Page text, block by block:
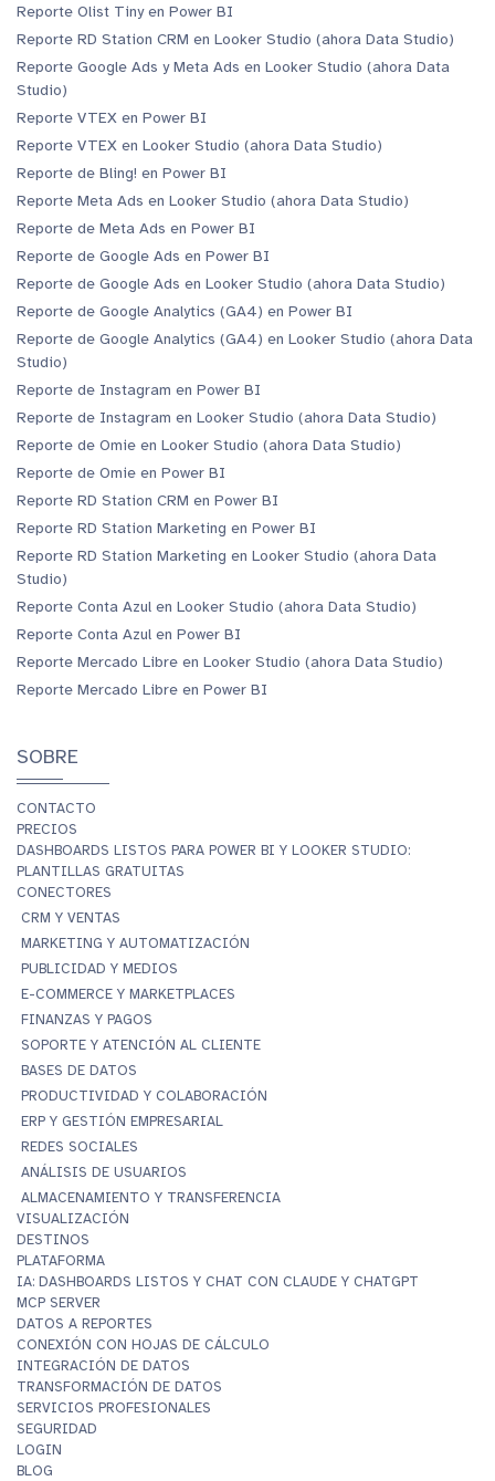
Reporte Olist Tiny en Power BI
Reporte RD Station CRM en Looker Studio (ahora Data Studio)
Reporte Google Ads y Meta Ads en Looker Studio (ahora Data
Studio)
Reporte VTEX en Power BI
Reporte VTEX en Looker Studio (ahora Data Studio)
Reporte de Bling! en Power BI
Reporte Meta Ads en Looker Studio (ahora Data Studio)
Reporte de Meta Ads en Power BI
Reporte de Google Ads en Power BI
Reporte de Google Ads en Looker Studio (ahora Data Studio)
Reporte de Google Analytics (GA4) en Power BI
Reporte de Google Analytics (GA4) en Looker Studio (ahora Data
Studio)
Reporte de Instagram en Power BI
Reporte de Instagram en Looker Studio (ahora Data Studio)
Reporte de Omie en Looker Studio (ahora Data Studio)
Reporte de Omie en Power BI
Reporte RD Station CRM en Power BI
Reporte RD Station Marketing en Power BI
Reporte RD Station Marketing en Looker Studio (ahora Data
Studio)
Reporte Conta Azul en Looker Studio (ahora Data Studio)
Reporte Conta Azul en Power BI
Reporte Mercado Libre en Looker Studio (ahora Data Studio)
Reporte Mercado Libre en Power BI
SOBRE
CONTACTO
PRECIOS
DASHBOARDS LISTOS PARA POWER BI Y LOOKER STUDIO:
PLANTILLAS GRATUITAS
CONECTORES
CRM Y VENTAS
MARKETING Y AUTOMATIZACIÓN
PUBLICIDAD Y MEDIOS
E-COMMERCE Y MARKETPLACES
FINANZAS Y PAGOS
SOPORTE Y ATENCIÓN AL CLIENTE
BASES DE DATOS
PRODUCTIVIDAD Y COLABORACIÓN
ERP Y GESTIÓN EMPRESARIAL
REDES SOCIALES
ANÁLISIS DE USUARIOS
ALMACENAMIENTO Y TRANSFERENCIA
VISUALIZACIÓN
DESTINOS
PLATAFORMA
IA: DASHBOARDS LISTOS Y CHAT CON CLAUDE Y CHATGPT
MCP SERVER
DATOS A REPORTES
CONEXIÓN CON HOJAS DE CÁLCULO
INTEGRACIÓN DE DATOS
TRANSFORMACIÓN DE DATOS
SERVICIOS PROFESIONALES
SEGURIDAD
LOGIN
BLOG